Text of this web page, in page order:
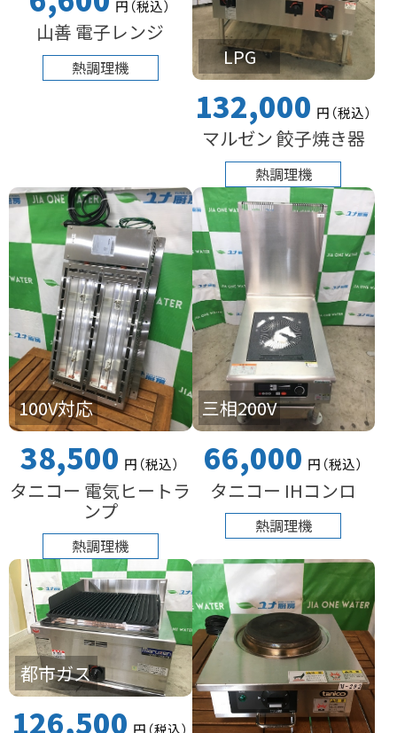
円（税込）
山善 電子レンジ
熱調理機 LPG
132,000 円（税込）
マルゼン 餃子焼き器
熱調理機
100V対応
38,500 円（税込）
タニコー 電気ヒートラ
ンプ
熱調理機
三相200V
66,000 円（税込）
タニコー IHコンロ
熱調理機
都市ガス
126,500 円（税込）